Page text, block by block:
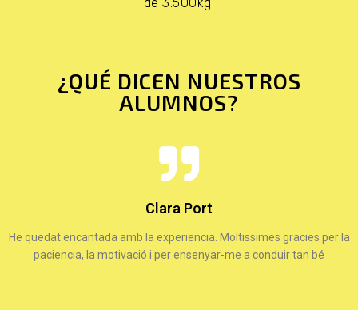
¿QUÉ DICEN NUESTROS
ALUMNOS?
Clara Port
He quedat encantada amb la experiencia. Moltissimes gracies per la
paciencia, la motivació i per ensenyar-me a conduir tan bé